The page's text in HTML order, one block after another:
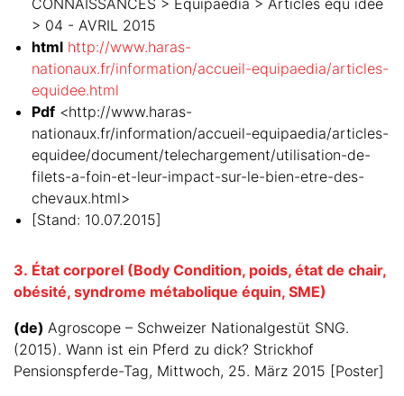
> 04 - AVRIL 2015
html http://www.haras-
nationaux.fr/information/accueil-equipaedia/articles-
equidee.html
Pdf <http://www.haras-
nationaux.fr/information/accueil-equipaedia/articles-
equidee/document/telechargement/utilisation-de-
filets-a-foin-et-leur-impact-sur-le-bien-etre-des-
chevaux.html>
[Stand: 10.07.2015]
3. État corporel (Body Condition, poids, état de chair,
obésité, syndrome métabolique équin, SME)
(de) Agroscope – Schweizer Nationalgestüt SNG.
(2015). Wann ist ein Pferd zu dick? Strickhof
Pensionspferde-Tag, Mittwoch, 25. März 2015 [Poster]